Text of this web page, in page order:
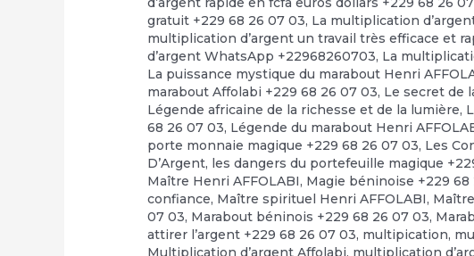
gratuit +229 68 26 07 03, La multiplication
multiplication d’argent un travail très efficace et
d’argent WhatsApp +22968260703, La
La puissance mystique du marabout Henri
marabout Affolabi +229 68 26 07 03, Le secret de
Légende africaine de la richesse et de la lumière,
68 26 07 03, Légende du marabout Henri
porte monnaie magique +229 68 26 07 03, Les
D’Argent, les dangers du portefeuille magique
Maître Henri AFFOLABI, Magie béninoise +229 68
confiance, Maître spirituel Henri AFFOLABI,
07 03, Marabout béninois +229 68 26 07 03,
attirer l’argent +229 68 26 07 03, multipication,
Multiplication d’argent Affolabi, multiplication